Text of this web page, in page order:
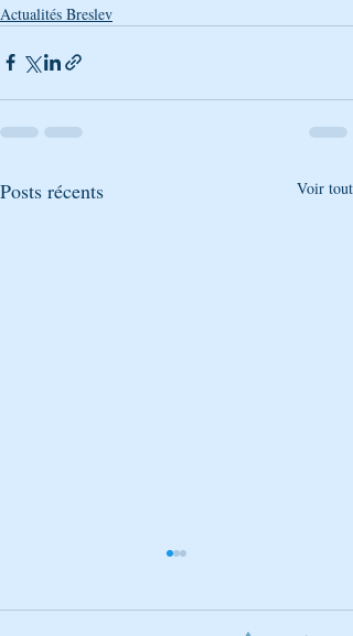
Actualités Breslev
Posts récents Voir tout